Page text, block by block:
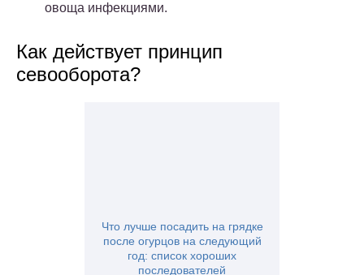
овоща инфекциями.
Как действует принцип
севооборота?
Что лучше посадить на грядке
после огурцов на следующий
год: список хороших
последователей